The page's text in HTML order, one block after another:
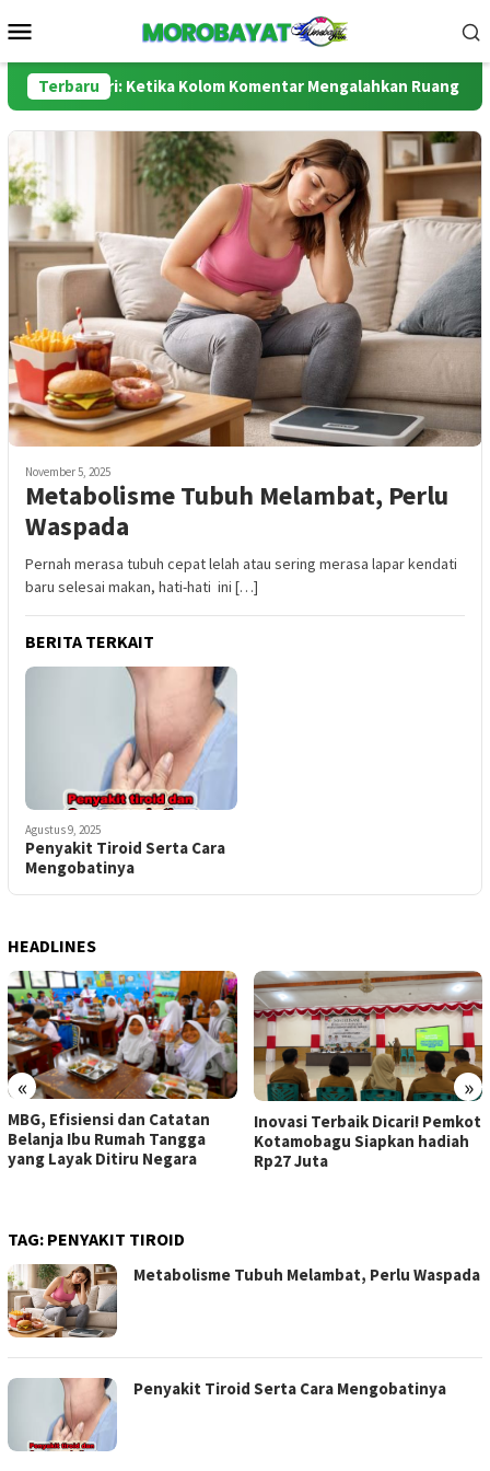
ke
Mobile
Terbaru
Polri: Ketika Kolom Komentar Mengalahkan Ruang Sidang
November 5, 2025
Metabolisme Tubuh Melambat, Perlu
Waspada
Pernah merasa tubuh cepat lelah atau sering merasa lapar kendati
baru selesai makan, hati-hati ini […]
BERITA TERKAIT
Agustus 9, 2025
Penyakit Tiroid Serta Cara
Mengobatinya
HEADLINES
« »
MBG, Efisiensi dan Catatan
Belanja Ibu Rumah Tangga
yang Layak Ditiru Negara
Inovasi Terbaik Dicari! Pemkot
Kotamobagu Siapkan hadiah
Rp27 Juta
TAG: PENYAKIT TIROID
Metabolisme Tubuh Melambat, Perlu Waspada
Penyakit Tiroid Serta Cara Mengobatinya